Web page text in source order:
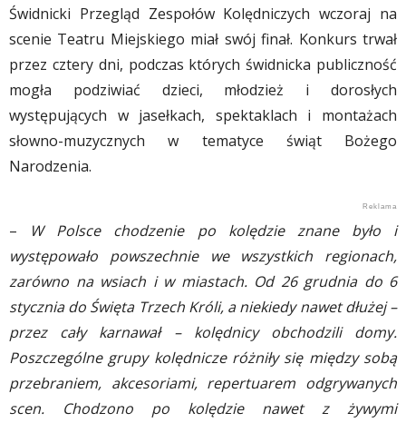
Świdnicki Przegląd Zespołów Kolędniczych wczoraj na
scenie Teatru Miejskiego miał swój finał. Konkurs trwał
przez cztery dni, podczas których świdnicka publiczność
mogła podziwiać dzieci, młodzież i dorosłych
występujących w jasełkach, spektaklach i montażach
słowno-muzycznych w tematyce świąt Bożego
Narodzenia.
–
W Polsce chodzenie po kolędzie znane było i
występowało powszechnie we wszystkich regionach,
zarówno na wsiach i w miastach. Od 26 grudnia do 6
stycznia do Święta Trzech Króli, a niekiedy nawet dłużej –
przez cały karnawał – kolędnicy obchodzili domy.
Poszczególne grupy kolędnicze różniły się między sobą
przebraniem, akcesoriami, repertuarem odgrywanych
scen. Chodzono po kolędzie nawet z żywymi